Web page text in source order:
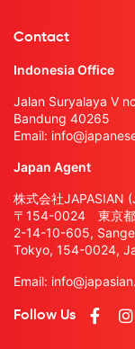
Contact
Indonesia Office
Jalan Suryalaya V
Bandung 40265
Email:
Japan Agent
株式会社JAPASIAN
〒154-0024 東京都
2-14-10-605,
Tokyo, 154-0024,
Email:
Follow Us